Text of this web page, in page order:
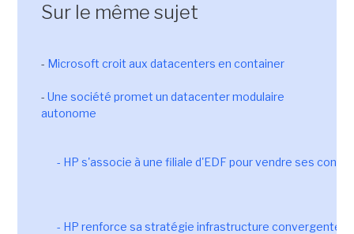
Sur le même sujet
- Microsoft croit aux datacenters en container
- Une société promet un datacenter modulaire
autonome
- HP s'associe à une filiale d'EDF pour vendre ses
- HP renforce sa stratégie infrastructure convergente